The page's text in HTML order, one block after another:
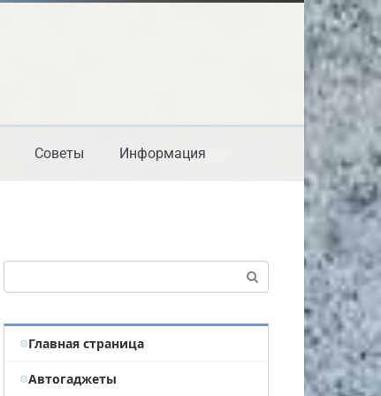
Советы Информация
Главная страница
Автогаджеты